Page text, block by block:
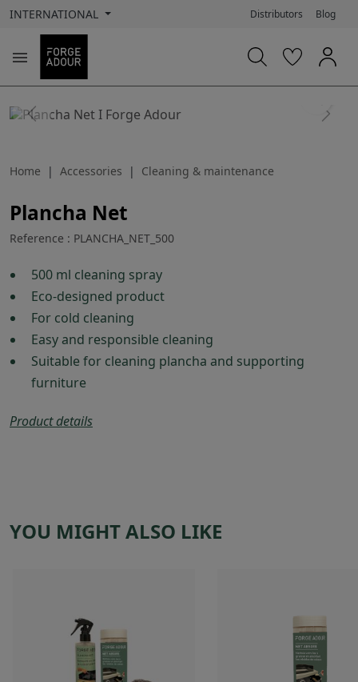
INTERNATIONAL Distributors Blog

Previous Next
Home Accessories Cleaning & maintenance
Plancha Net
Reference : PLANCHA_NET_500
500 ml cleaning spray
Eco-designed product
For cold cleaning
Easy and responsible cleaning
Suitable for cleaning plancha and supporting
furniture
Product details
YOU MIGHT ALSO LIKE